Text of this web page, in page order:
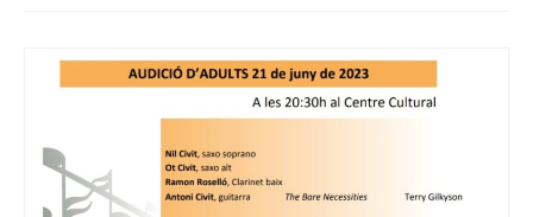
Pla d’estudis
Calendari escolar